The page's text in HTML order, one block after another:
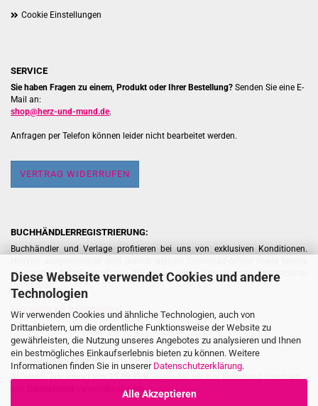
Diese Webseite verwendet Cookies und andere
Technologien
Wir verwenden Cookies und ähnliche Technologien, auch von
Drittanbietern, um die ordentliche Funktionsweise der Website zu
gewährleisten, die Nutzung unseres Angebotes zu analysieren und Ihnen
ein bestmögliches Einkaufserlebnis bieten zu können. Weitere
Informationen finden Sie in unserer Datenschutzerklärung.
Alle Akzeptieren
Cookie Einstellungen
SERVICE
Sie haben Fragen zu einem, Produkt oder Ihrer Bestellung? Senden Sie eine E-
Mail an:
shop@herz-und-mund.de.
Anfragen per Telefon können leider nicht bearbeitet werden.
VERTRAG WIDERRUFEN
BUCHHÄNDLERREGISTRIERUNG:
Buchhändler und Verlage profitieren bei uns von exklusiven Konditionen.
rabattierte Aktionsangebote, da diese einer gesonderten Preisstruktur
[ Hier geht's zur Registrierung ]
VERSANDKOSTENFREI
Ab einem Warenwert von35,00 EURversenden wir Ihre Bestellung innerhalb
versandkostenfrei.